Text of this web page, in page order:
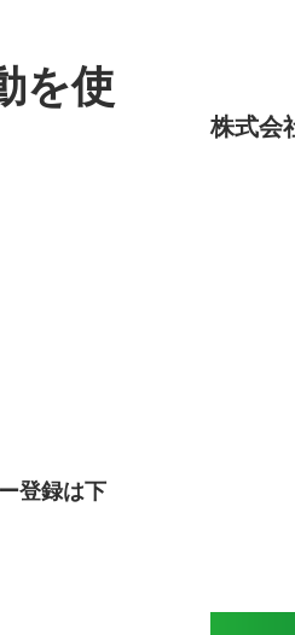
を使
登録は下
株式会